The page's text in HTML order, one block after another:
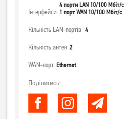
Інтерфейси
4 порти LAN 10/100 Мбіт/с
1 порт WAN 10/100 Мбіт/с
Кількість LAN-портів 4
Кількість антен 2
WAN-порт Ethernet
Поділитись: